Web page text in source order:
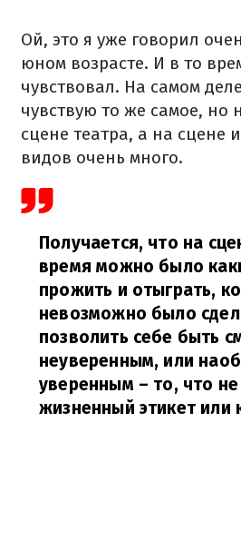
Ой, это я уже говорил
юном возрасте. И в то
чувствовал. На самом
чувствую то же самое, но
сцене театра, а на сцене
видов очень много.
Получается, что на
время можно было
прожить и отыграть,
невозможно было
позволить себе быть
неуверенным, или
уверенным – то, что
жизненный этикет или